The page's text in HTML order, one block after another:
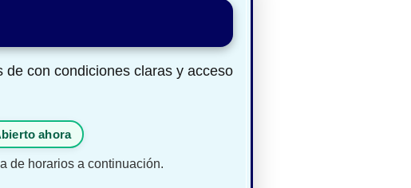
con condiciones claras y acceso
ahora
de horarios a continuación.